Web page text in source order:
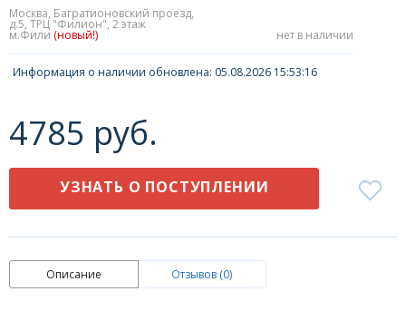
Москва, Багратионовский проезд,
д.5, ТРЦ "Филион", 2 этаж
м.Фили (новый!) нет в наличии
Информация о наличии обновлена: 05.08.2026 15:53:16
4785 руб.
УЗНАТЬ О ПОСТУПЛЕНИИ
Описание Отзывов (0)